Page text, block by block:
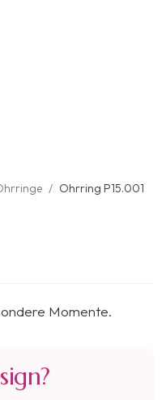
/ Ohrring P15.001
Momente.